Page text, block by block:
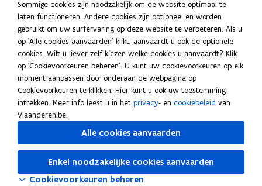
n
v
a
n
V
l
a
a
m
s
e
l
n
v
a
n
V
l
a
a
m
s
e
l
i
j
k
a
l
l
e
m
e
t
d
a
a
n
t
i
n
n
i
e
u
w
v
n
s
e
i
j
k
a
l
l
e
m
e
t
d
a
a
Contact
Vragen over deze dataservice
Website
agentschap Digitaal Vlaanderen
o
p
n
t
n
digitaal.vlaanderen@vlaanderen.be
Sommige cookies zijn noodzakelijk om de website optimaal te
laten functioneren. Andere cookies zijn optioneel en worden
gebruikt om uw surfervaring op deze website te verbeteren. Als u
op 'Alle cookies aanvaarden' klikt, aanvaardt u ook de optionele
cookies. Wilt u liever zelf kiezen welke cookies u aanvaardt? Klik
op 'Cookievoorkeuren beheren'. U kunt uw cookievoorkeuren op elk
moment aanpassen door onderaan de webpagina op
Cookievoorkeuren te klikken. Hier kunt u ook uw toestemming
intrekken. Meer info leest u in het privacy- en cookiebeleid van
Vlaanderen.be.
Alle cookies aanvaarden
Enkel noodzakelijke cookies aanvaarden
Cookievoorkeuren beheren